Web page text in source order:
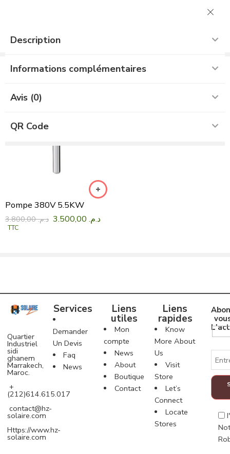
Description
Informations complémentaires
Avis (0)
QR Code
Brand :Veichy
Produits associés
Pompe 380V 5.5KW
د.م.3.800,00 د.م.
TTC
Quartier
Industriel
sidi
ghanem
Marrakech,
Maroc.
+
(212)614.615.017
contact@hz-
solaire.com
Https://www.hz-
solaire.com
Services
Demander
Un Devis
Faq
News
Liens
utiles
Mon
compte
News
About
Boutique
Contact
Liens
rapides
Know
More About
Us
Visit
Store
Let’s
Connect
Locate
Stores